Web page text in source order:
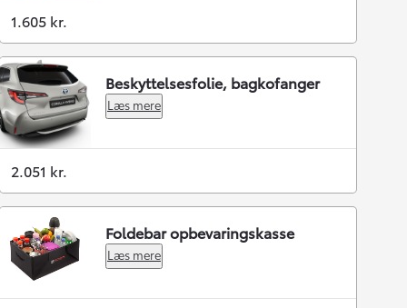
1.605 kr.
Beskyttelsesfolie, bagkofanger
Læs mere
2.051 kr.
Foldebar opbevaringskasse
Læs mere